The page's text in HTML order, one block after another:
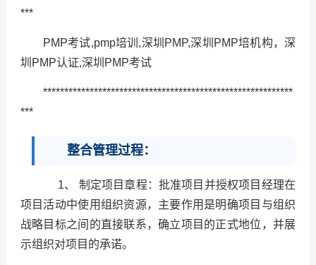
***
PMP考试,pmp培训,深圳PMP,深圳PMP培机构，深
圳PMP认证,深圳PMP考试
***********************************************************
***
整合管理过程：
1、 制定项目章程：批准项目并授权项目经理在
项目活动中使用组织资源，主要作用是明确项目与组织
战略目标之间的直接联系，确立项目的正式地位，并展
示组织对项目的承诺。